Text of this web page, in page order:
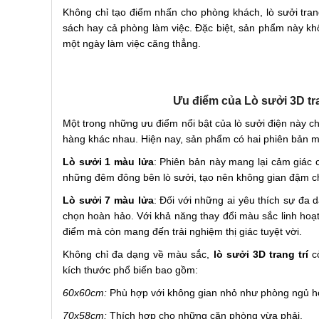
Không chỉ tạo điểm nhấn cho phòng khách, lò sưởi
sách hay cả phòng làm việc. Đặc biệt, sản phẩm này
một ngày làm việc căng thẳng.
Ưu điểm của Lò sưởi 3D
Một trong những ưu điểm nổi bật của lò sưởi điện này
hàng khác nhau. Hiện nay, sản phẩm có hai phiên bản
Lò sưởi 1 màu lửa: Phiên bản này mang lại cảm
những đêm đông bên lò sưởi, tạo nên không gian đậm
Lò sưởi 7 màu lửa: Đối với những ai yêu thích sự đa
chọn hoàn hảo. Với khả năng thay đổi màu sắc linh
điểm mà còn mang đến trải nghiệm thị giác tuyệt vời.
Không chỉ đa dạng về màu sắc, lò sưởi 3D trang trí
kích thước phổ biến bao gồm:
60x60cm: Phù hợp với không gian nhỏ như phòng ngủ
70x58cm: Thích hợp cho những căn phòng vừa phải.